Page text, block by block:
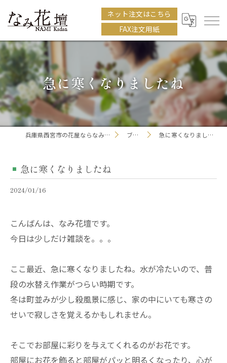
ネット注文はこちら
FAX注文用紙
急に寒くなりましたね
兵庫県西宮市の花屋ならなみ花壇 ブログ 急に寒くなりましたね
急に寒くなりましたね
2024/01/16
こんばんは、なみ花壇です。
今日は少しだけ雑談を。。。
ここ最近、急に寒くなりましたね。水が冷たいので、普
段の水替え作業がつらい時期です。
冬は町並みが少し殺風景に感じ、家の中にいても寒さの
せいで寂しさを覚えるかもしれません。
そこでお部屋に彩りを与えてくれるのがお花です。
部屋にお花を飾ると部屋がパッと明るくなったり、心が